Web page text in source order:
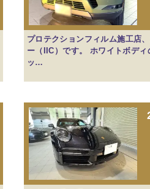
プロテクションフィルム施工店
ー（IIC）です。 ホワイトボデ
ッ…